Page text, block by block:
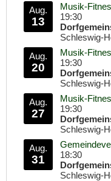
Aug.
13
Musik-
19:30
Schleswig-
Aug.
20
Musik-
19:30
Schleswig-
Aug.
27
Musik-
19:30
Schleswig-
Aug.
31
18:30
Schleswig-